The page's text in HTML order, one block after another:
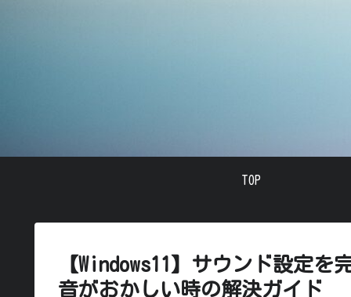
TOP
【Windows11】サウンド設定
音がおかしい時の解決ガイド